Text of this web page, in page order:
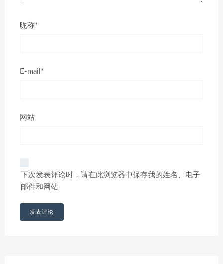
昵称*
E-mail*
网站
下次发表评论时，请在此浏览器中保存我的姓名、电子
邮件和网站